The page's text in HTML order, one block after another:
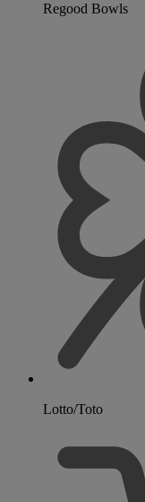
Regood Bowls
Lotto/Toto